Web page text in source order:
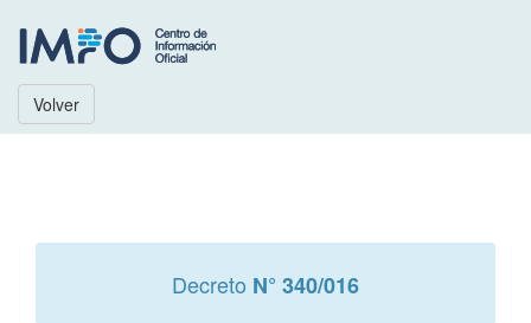
Volver
Decreto N° 340/016